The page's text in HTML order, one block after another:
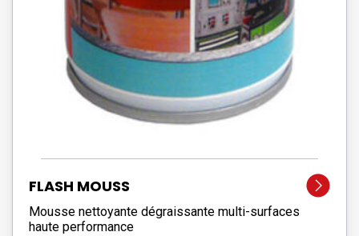
FLASH MOUSS
Mousse nettoyante dégraissante multi-surfaces
haute performance